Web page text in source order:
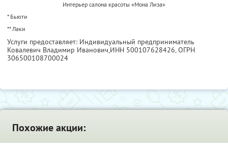
Интерьер салона красоты «Мона Лиза»
* Бьюти
** Лаки
Услуги предоставляет: Индивидуальный предприниматель
Ковалевич Владимир Иванович,ИНН 500107628426, ОГРН
306500108700024
Похожие акции: